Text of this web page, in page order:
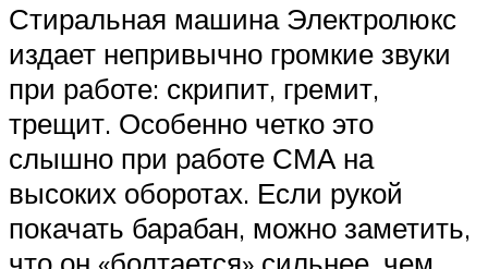
Стиральная машина Электролюкс
издает непривычно громкие звуки
при работе: скрипит, гремит,
трещит. Особенно четко это
слышно при работе СМА на
высоких оборотах. Если рукой
покачать барабан, можно заметить,